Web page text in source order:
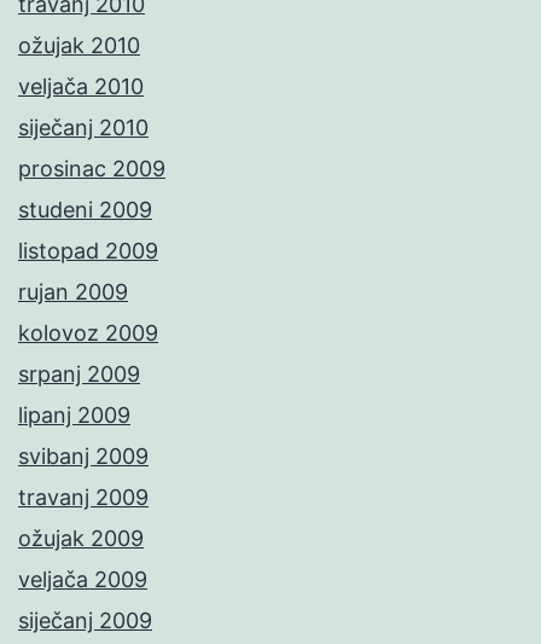
ožujak 2010
veljača 2010
siječanj 2010
prosinac 2009
studeni 2009
listopad 2009
rujan 2009
kolovoz 2009
srpanj 2009
lipanj 2009
svibanj 2009
travanj 2009
ožujak 2009
veljača 2009
siječanj 2009